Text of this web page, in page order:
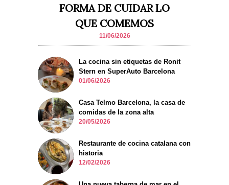
FORMA DE CUIDAR LO
QUE COMEMOS
11/06/2026
La cocina sin etiquetas de Ronit
Stern en SuperAuto Barcelona
01/06/2026
Casa Telmo Barcelona, la casa de
comidas de la zona alta
20/05/2026
Restaurante de cocina catalana con
historia
12/02/2026
personalizados.